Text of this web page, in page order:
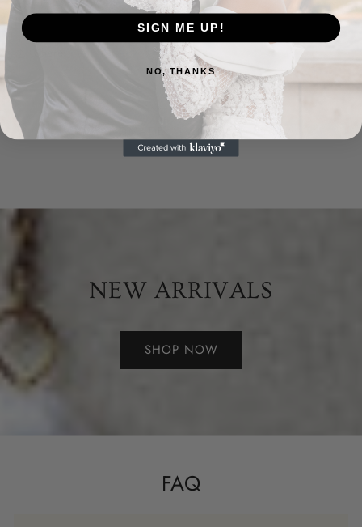
NEW ARRIVALS
SHOP NOW
FAQ
SIGN ME UP!
NO, THANKS